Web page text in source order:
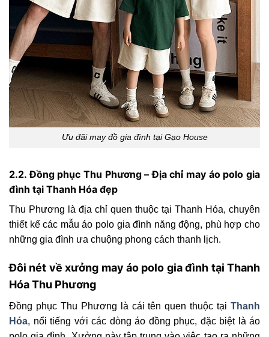
Ưu đãi may đồ gia đình tại Gạo House
2.2. Đồng phục Thu Phương – Địa chỉ may áo polo gia
đình tại Thanh Hóa đẹp
Thu Phương là địa chỉ quen thuộc tại Thanh Hóa, chuyên
thiết kế các mẫu áo polo gia đình năng động, phù hợp cho
những gia đình ưa chuộng phong cách thanh lịch.
Đôi nét về xưởng may áo polo gia đình tại Thanh
Hóa Thu Phương
Đồng phục Thu Phương là cái tên quen thuộc tại Thanh
Hóa, nổi tiếng với các dòng áo đồng phục, đặc biệt là áo